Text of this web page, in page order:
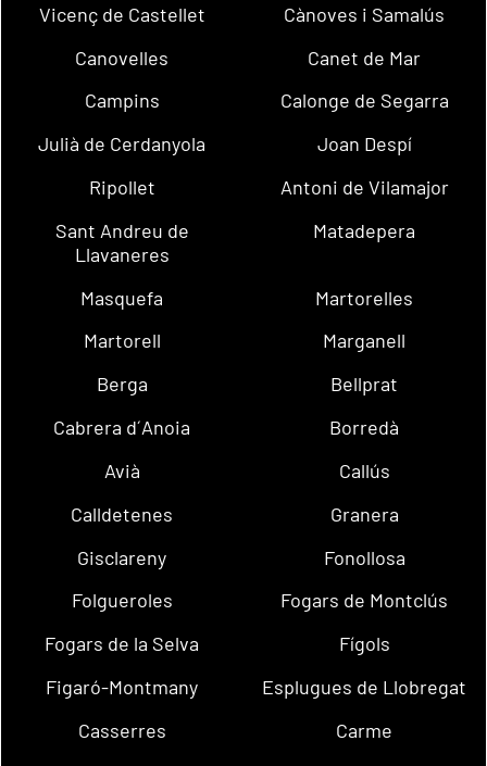
Vicenç de Castellet
Cànoves i Samalús
Canovelles
Canet de Mar
Campins
Calonge de Segarra
Julià de Cerdanyola
Joan Despí
Ripollet
Antoni de Vilamajor
Sant Andreu de
Llavaneres
Matadepera
Masquefa
Martorelles
Martorell
Marganell
Berga
Bellprat
Cabrera d´Anoia
Borredà
Avià
Callús
Calldetenes
Granera
Gisclareny
Fonollosa
Folgueroles
Fogars de Montclús
Fogars de la Selva
Fígols
Figaró-Montmany
Esplugues de Llobregat
Casserres
Carme